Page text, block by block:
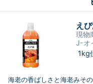
え
現物
J-オ
1kg
海老の香ばしさと海老みそ